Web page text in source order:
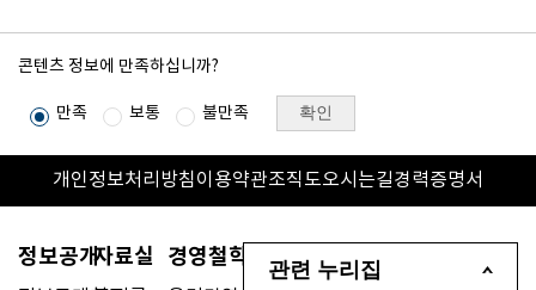
콘텐츠 정보에 만족하십니까?
만족 보통 불만족 확인
개인정보처리방침이용약관조직도오시는길경력증명서
정보공개자료실 경영철학 관련 누리집